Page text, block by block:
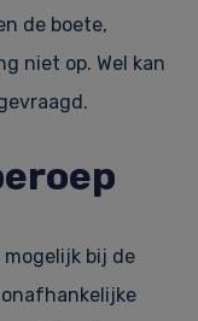
de boete,
niet op. Wel kan
mogelijk bij de